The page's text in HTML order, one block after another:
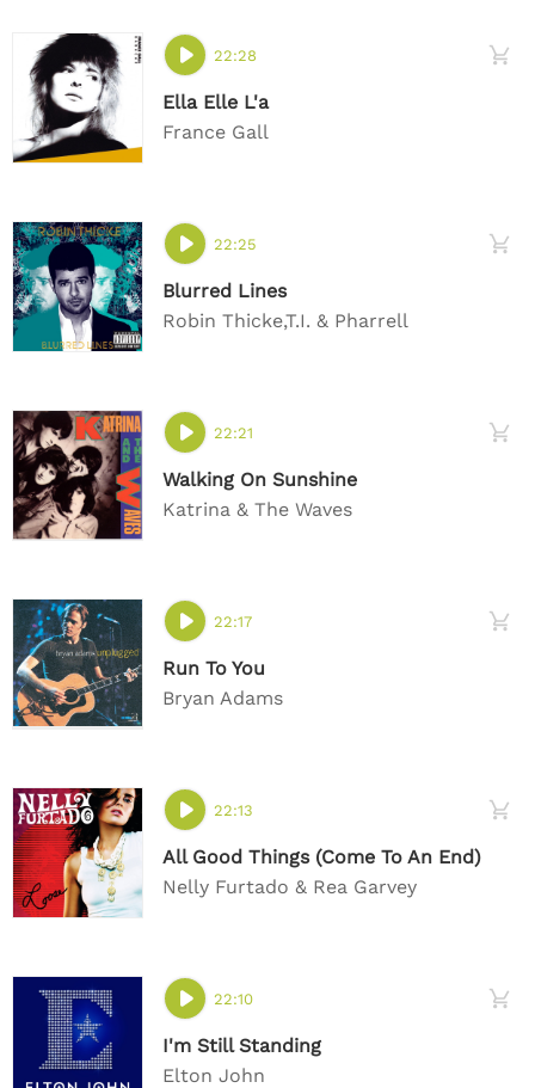
22:28
Ella Elle L'a
France Gall
22:25
Blurred Lines
Robin Thicke,T.I. & Pharrell
22:21
Walking On Sunshine
Katrina & The Waves
22:17
Run To You
Bryan Adams
22:13
All Good Things (Come To An End)
Nelly Furtado & Rea Garvey
22:10
I'm Still Standing
Elton John